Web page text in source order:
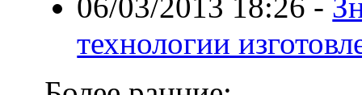
технологии